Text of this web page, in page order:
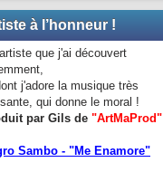
à l’honneur !
que j'ai découvert
j'adore la musique très
qui donne le moral !
par Gils de "ArtMaProd"
Sambo - "Me Enamore"